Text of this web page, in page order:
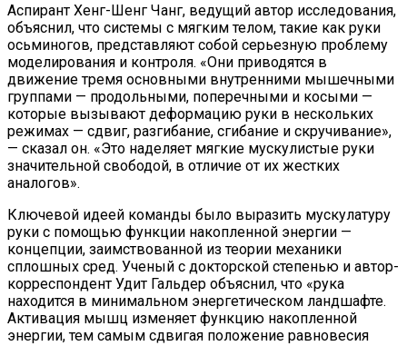
Аспирант Хенг-Шенг Чанг, ведущий автор исследования,
объяснил, что системы с мягким телом, такие как руки
осьминогов, представляют собой серьезную проблему
моделирования и контроля. «Они приводятся в
движение тремя основными внутренними мышечными
группами — продольными, поперечными и косыми —
которые вызывают деформацию руки в нескольких
режимах — сдвиг, разгибание, сгибание и скручивание»,
— сказал он. «Это наделяет мягкие мускулистые руки
значительной свободой, в отличие от их жестких
аналогов».
Ключевой идеей команды было выразить мускулатуру
руки с помощью функции накопленной энергии —
концепции, заимствованной из теории механики
сплошных сред. Ученый с докторской степенью и автор-
корреспондент Удит Гальдер объяснил, что «рука
находится в минимальном энергетическом ландшафте.
Активация мышц изменяет функцию накопленной
энергии, тем самым сдвигая положение равновесия